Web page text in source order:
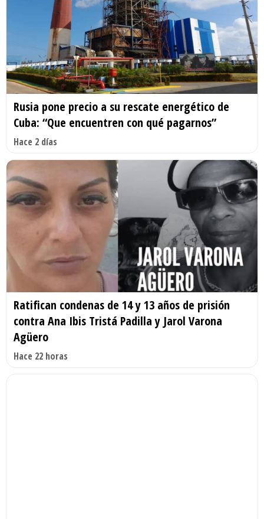
Rusia pone precio a su rescate energético de
Cuba: “Que encuentren con qué pagarnos”
Hace 2 días
Ratifican condenas de 14 y 13 años de prisión
contra Ana Ibis Tristá Padilla y Jarol Varona
Agüero
Hace 22 horas